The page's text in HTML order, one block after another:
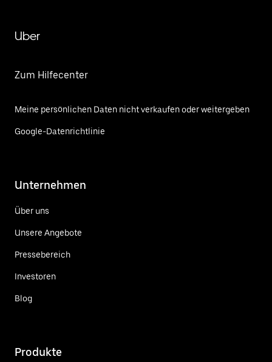
Uber
Zum Hilfecenter
Meine persönlichen Daten nicht verkaufen oder weitergeben
Google-Datenrichtlinie
Unternehmen
Über uns
Unsere Angebote
Pressebereich
Investoren
Blog
Produkte